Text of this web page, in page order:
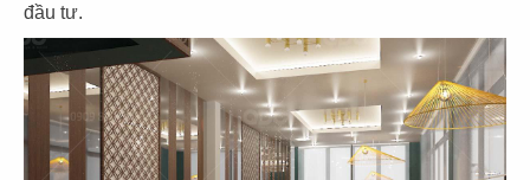
đầu tư.
81
HẢI SẢN HOÀNG GIA
CN Trần Hưng Đạo - Q.1
82
BARTELS
CN Sonatus Building